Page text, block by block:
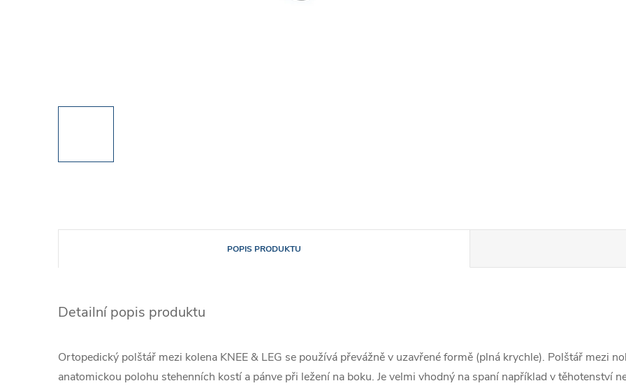
POPIS PRODUKTU
Detailní popis produktu
Ortopedický polštář mezi kolena KNEE & LEG se používá převážně v uzavřené formě (plná krychle). Polštář mezi
anatomickou polohu stehenních kostí a pánve při ležení na boku. Je velmi vhodný na spaní například v těhotenství